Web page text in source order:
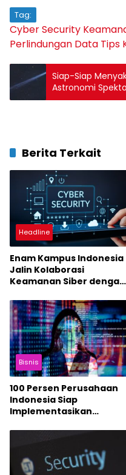
Tag:
Cyber Security
Perlindungan Data Tips
Siap-Siap
Astronomi
Berita Terkait
Headline
Enam Kampus Indonesia
Jalin Kolaborasi
Keamanan Siber dengan
Bisnis
100 Persen Perusahaan
Indonesia Siap
Implementasikan